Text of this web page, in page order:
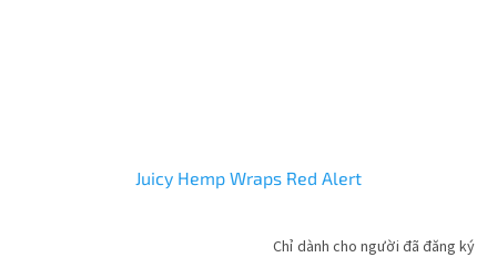
Juicy Hemp Wraps Red Alert
Chỉ dành cho người đã đăng ký